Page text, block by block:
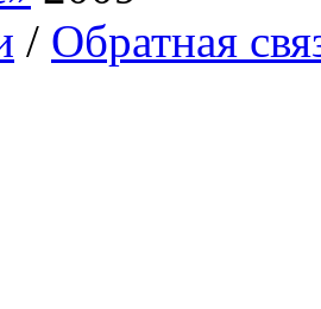
/ Обратная